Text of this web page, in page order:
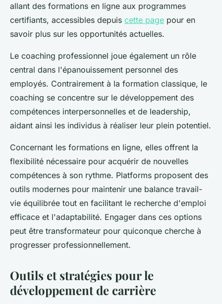
allant des formations en ligne aux programmes
certifiants, accessibles depuis cette page pour en
savoir plus sur les opportunités actuelles.
Le coaching professionnel joue également un rôle
central dans l'épanouissement personnel des
employés. Contrairement à la formation classique, le
coaching se concentre sur le développement des
compétences interpersonnelles et de leadership,
aidant ainsi les individus à réaliser leur plein potentiel.
Concernant les formations en ligne, elles offrent la
flexibilité nécessaire pour acquérir de nouvelles
compétences à son rythme. Platforms proposent des
outils modernes pour maintenir une balance travail-
vie équilibrée tout en facilitant le recherche d'emploi
efficace et l'adaptabilité. Engager dans ces options
peut être transformateur pour quiconque cherche à
progresser professionnellement.
Outils et stratégies pour le
développement de carrière